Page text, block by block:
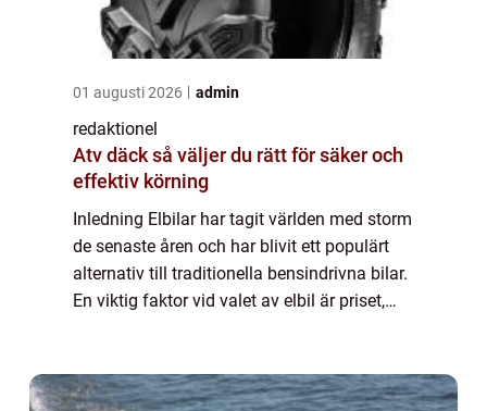
01 augusti 2026 admin
redaktionel
Atv däck så väljer du rätt för säker och
effektiv körning
Inledning Elbilar har tagit världen med storm
de senaste åren och har blivit ett populärt
alternativ till traditionella bensindrivna bilar.
En viktig faktor vid valet av elbil är priset,